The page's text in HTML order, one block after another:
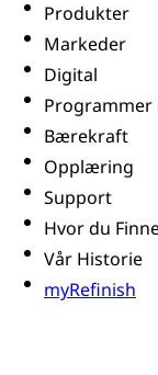
Produkter
Markeder
Digital
Programmer
Bærekraft
Opplæring
Support
Hvor du
Vår Historie
myRefinish